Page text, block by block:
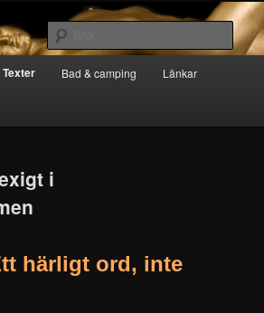
Sök
Texter Bad & camping Länkar
i
härligt ord, inte